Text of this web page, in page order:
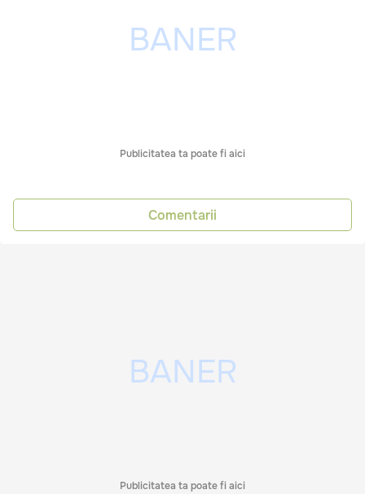
Publicitatea ta poate fi aici
Comentarii
Publicitatea ta poate fi aici